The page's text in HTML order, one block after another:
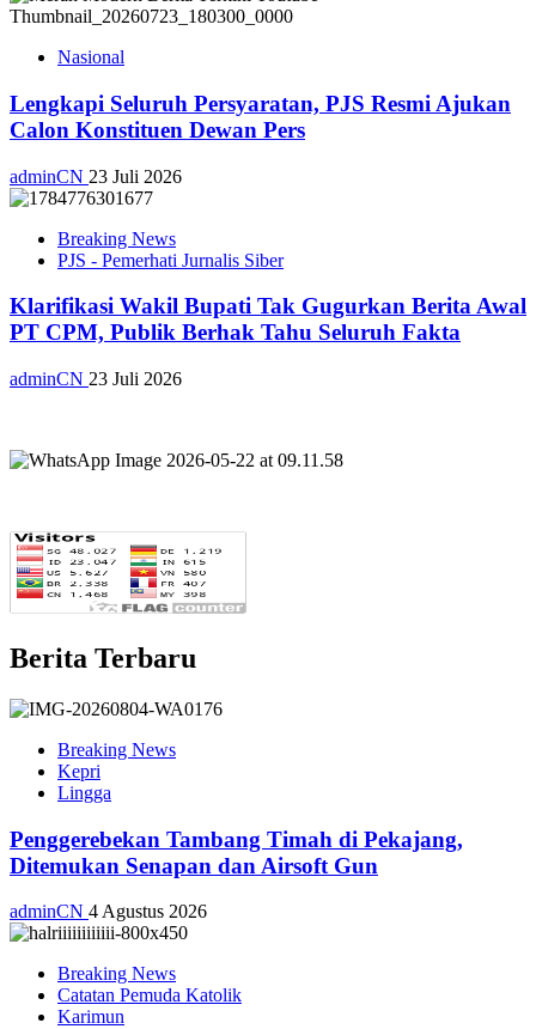
Nasional
Lengkapi Seluruh Persyaratan, PJS Resmi Ajukan
Calon Konstituen Dewan Pers
adminCN 23 Juli 2026
Breaking News
PJS - Pemerhati Jurnalis Siber
Klarifikasi Wakil Bupati Tak Gugurkan Berita Awal
PT CPM, Publik Berhak Tahu Seluruh Fakta
adminCN 23 Juli 2026
Berita Terbaru
Breaking News
Kepri
Lingga
Penggerebekan Tambang Timah di Pekajang,
Ditemukan Senapan dan Airsoft Gun
adminCN 4 Agustus 2026
Breaking News
Catatan Pemuda Katolik
Karimun